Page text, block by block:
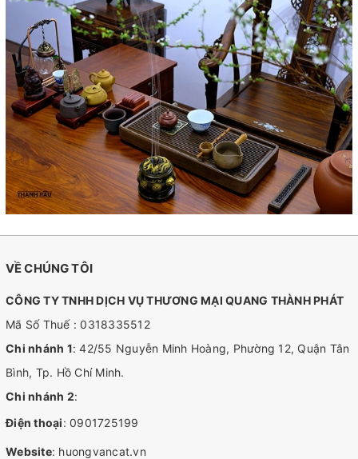
VỀ CHÚNG TÔI
CÔNG TY TNHH DỊCH VỤ THƯƠNG MẠI QUANG THÀNH PHÁT
Mã Số Thuế : 0318335512
Chi nhánh 1: 42/55 Nguyễn Minh Hoàng, Phường 12, Quận Tân
Bình, Tp. Hồ Chí Minh.
Chi nhánh 2:
Điện thoại: 0901725199
Website: huongvancat.vn